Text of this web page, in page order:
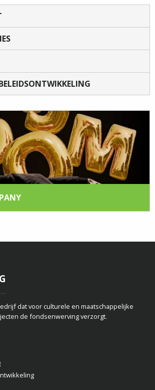
dat voor culturele en maatschappelijke
de fondsenwerving verzorgt.